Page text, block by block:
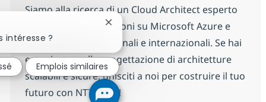
Siamo alla ricerca di un Cloud Architect esperto
per progettare soluzioni su Microsoft Azure e
gestire progetti nazionali e internazionali. Se hai
esperienza nella progettazione di architetture
scalabili e sicure, unisciti a noi per costruire il tuo
futuro con NTT DATA!
intéresse ?
Fermer la notification du chatbot
Emplois similaires